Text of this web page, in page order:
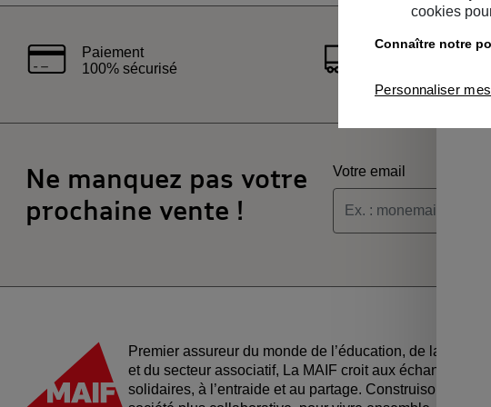
Paiement
100% sécurisé
Livraison
Ne manquez pas votre
prochaine vente !
Votre email
Je souhaite recevoir
Premier assureur du monde de l’éducation, de la culture
et du secteur associatif, La MAIF croit aux échanges
solidaires, à l’entraide et au partage. Construisons une
cookies
Connaître notre
Personnaliser